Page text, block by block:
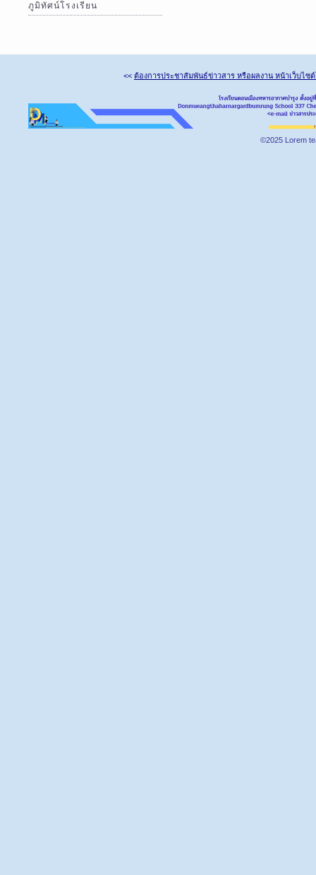
ภูมิทัศน์โรงเรียน
<< ต้องการประชาสัมพันธ์ข่าวสาร หรือผลงาน หน้าเว็บไซ
©2025 Lorem